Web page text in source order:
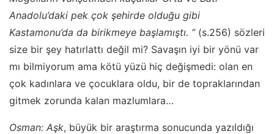
Anadolu’daki pek çok şehirde olduğu gibi
Kastamonu’da da birikmeye başlamıştı. “(s.256) sözleri
size bir şey hatırlattı değil mi? Savaşın iyi bir yönü var
mı bilmiyorum ama kötü yüzü hiç değişmedi: olan en
çok kadınlara ve çocuklara oldu, bir de topraklarından
gitmek zorunda kalan mazlumlara…
Osman: Aşk, büyük bir araştırma sonucunda yazıldığı